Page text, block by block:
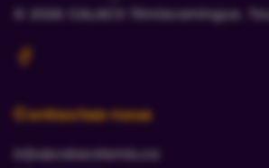
© 2026 CALACS Témiscamingue.
Contactez-nous
info@calacstemis.ca